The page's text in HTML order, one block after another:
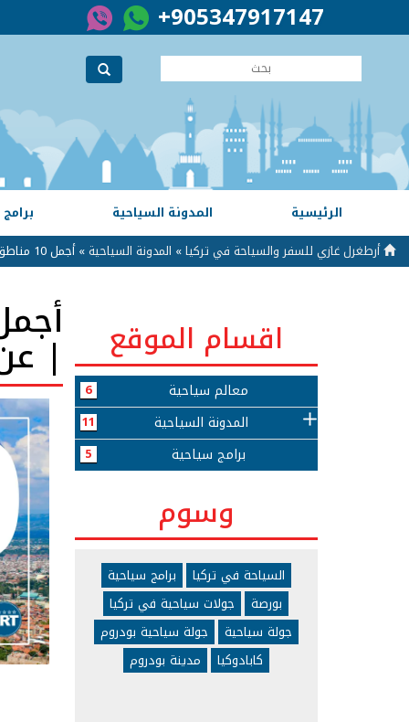
+905347917147
الرئيسية المدونة السياحية
أرطغرل غازي للسفر والسياحة في تركيا» المدونة السياحية» أجمل 10 مناطق سياحية يجب عليك زيارتها في بورصة | عن تجربة
اقسام الموقع
معالم سياحية 6
المدونة السياحية 11
برامج سياحية 5
وسوم
السياحة في تركيا
برامج سياحية
بورصة
جولات سياحية في تركيا
جولة سياحية
جولة سياحية بودروم
كابادوكيا
مدينة بودروم
|